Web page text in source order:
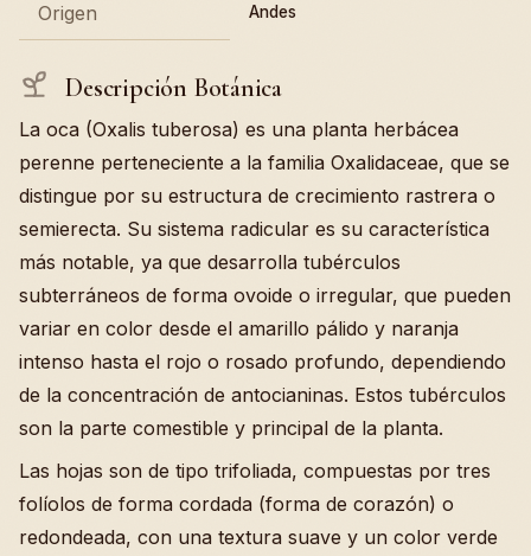
Origen Andes
Descripción Botánica
La oca (Oxalis tuberosa) es una planta herbácea
perenne perteneciente a la familia Oxalidaceae, que se
distingue por su estructura de crecimiento rastrera o
semierecta. Su sistema radicular es su característica
más notable, ya que desarrolla tubérculos
subterráneos de forma ovoide o irregular, que pueden
variar en color desde el amarillo pálido y naranja
intenso hasta el rojo o rosado profundo, dependiendo
de la concentración de antocianinas. Estos tubérculos
son la parte comestible y principal de la planta.
Las hojas son de tipo trifoliada, compuestas por tres
folíolos de forma cordada (forma de corazón) o
redondeada, con una textura suave y un color verde